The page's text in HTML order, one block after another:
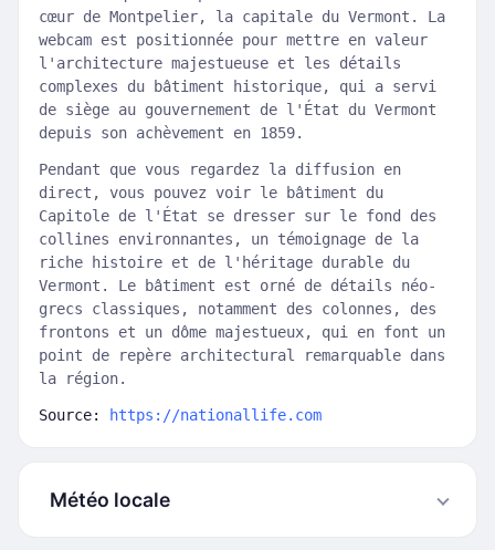
cœur de Montpelier, la capitale du Vermont. La
webcam est positionnée pour mettre en valeur
l'architecture majestueuse et les détails
complexes du bâtiment historique, qui a servi
de siège au gouvernement de l'État du Vermont
depuis son achèvement en 1859.
Pendant que vous regardez la diffusion en
direct, vous pouvez voir le bâtiment du
Capitole de l'État se dresser sur le fond des
collines environnantes, un témoignage de la
riche histoire et de l'héritage durable du
Vermont. Le bâtiment est orné de détails néo-
grecs classiques, notamment des colonnes, des
frontons et un dôme majestueux, qui en font un
point de repère architectural remarquable dans
la région.
Source: https://nationallife.com
Météo locale